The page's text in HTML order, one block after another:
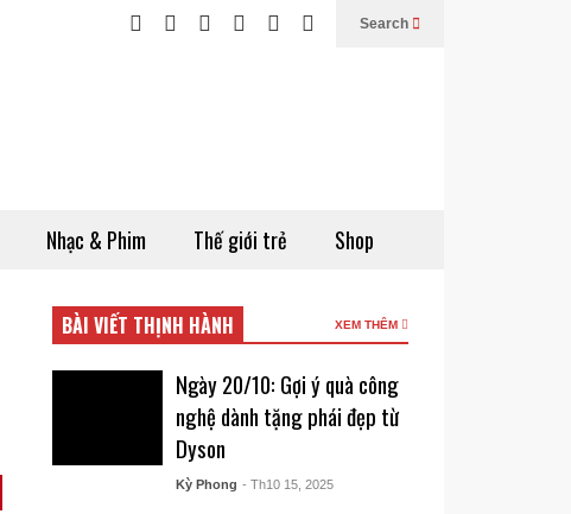
Search
Nhạc & Phim Thế giới trẻ Shop
BÀI VIẾT THỊNH HÀNH XEM THÊM
Ngày 20/10: Gợi ý quà công
nghệ dành tặng phái đẹp từ
Dyson
Kỳ Phong - Th10 15, 2025